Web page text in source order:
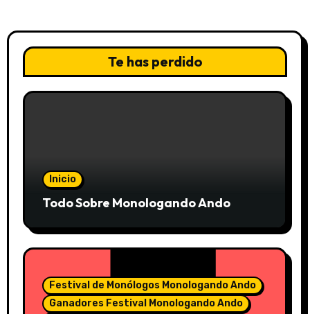
Te has perdido
Inicio
Todo Sobre Monologando Ando
Festival de Monólogos Monologando Ando
Ganadores Festival Monologando Ando